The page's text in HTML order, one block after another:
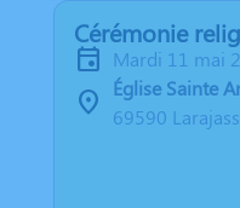
Cérémonie
mardi 11 mai
Église Sainte
69590